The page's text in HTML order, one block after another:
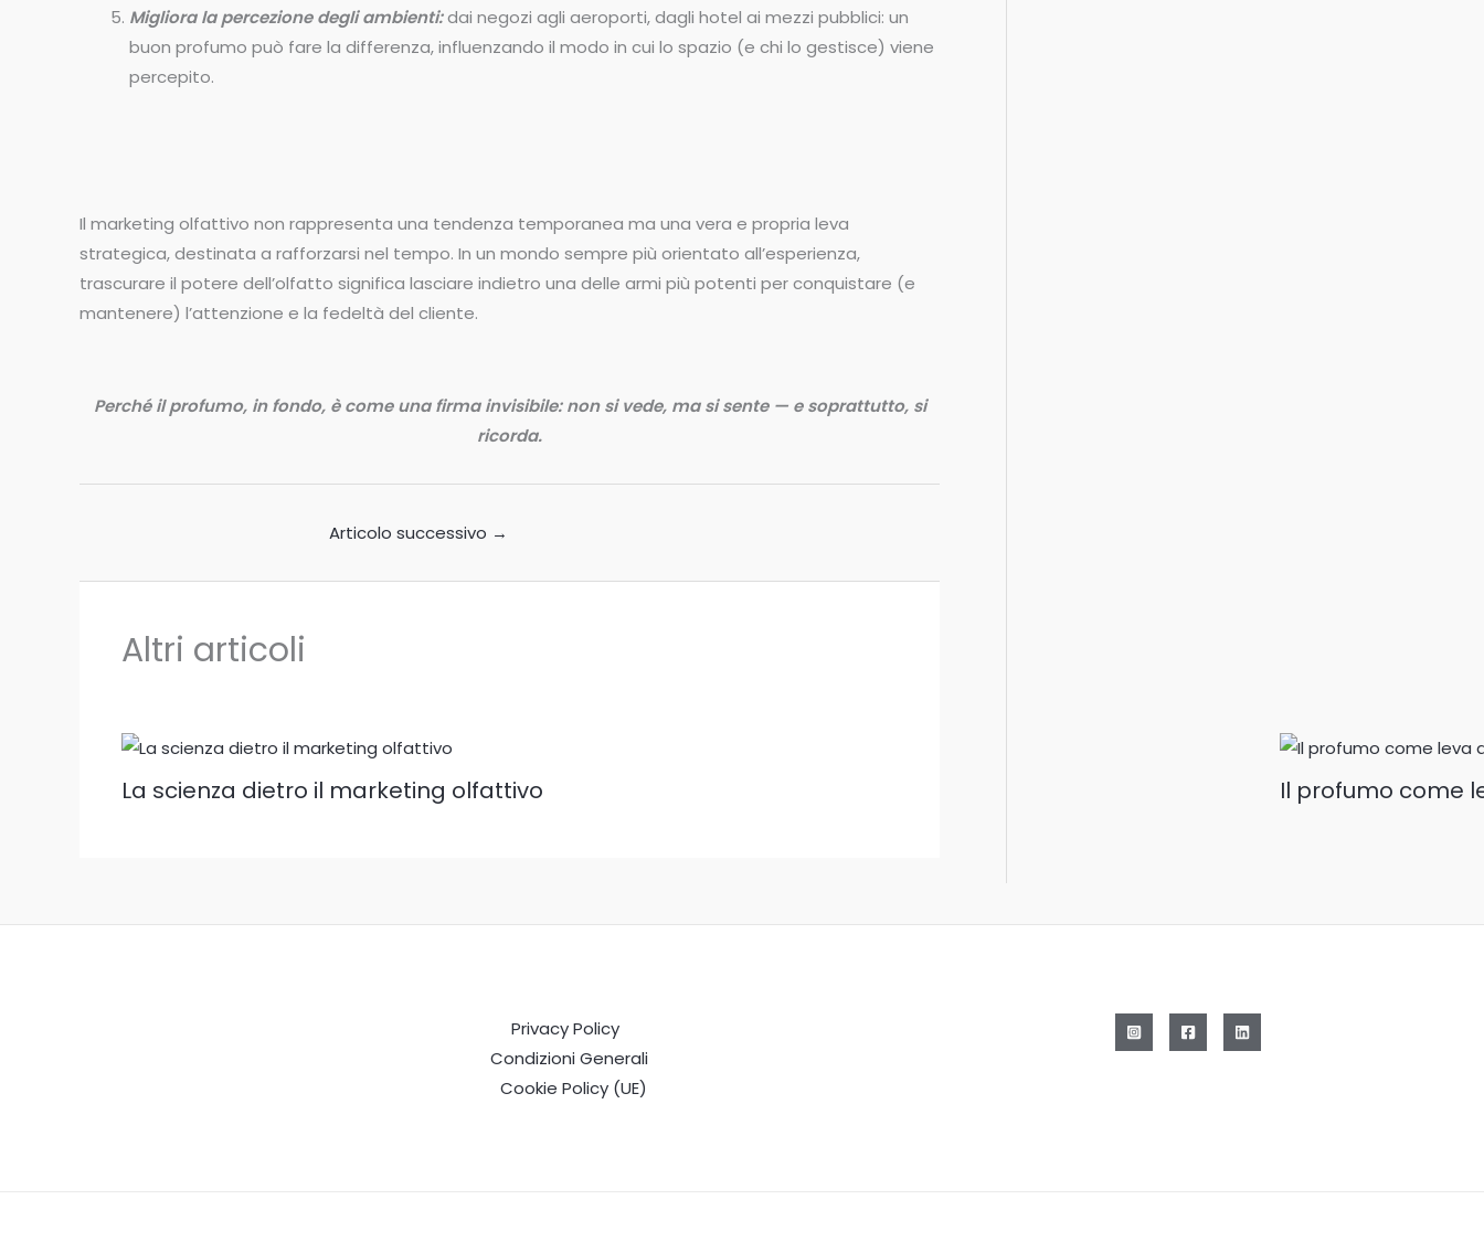
Migliora la percezione degli ambienti:dai negozi agli aeroporti, dagli hotel ai mezzi pubblici: un
buon profumo può fare la differenza, influenzando il modo in cui lo spazio (e chi lo gestisce) viene
percepito.
Il marketing olfattivo non rappresenta una tendenza temporanea ma una vera e propria leva
strategica, destinata a rafforzarsi nel tempo. In un mondo sempre più orientato all’esperienza,
trascurare il potere dell’olfatto significa lasciare indietro una delle armi più potenti per conquistare (e
mantenere) l’attenzione e la fedeltà del cliente.
Perché il profumo, in fondo, è come una firma invisibile: non si vede, ma si sente — e soprattutto, si
ricorda.
Articolo successivo →
Altri articoli
La scienza dietro il marketing olfattivo Il profumo come
Privacy Policy
Condizioni Generali
Cookie Policy (UE)